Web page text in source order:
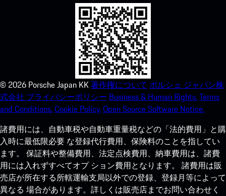
© 2026 Porsche Japan KK著作権について ポルシェ ジャパン株
式会社 プライバシーポリシー Business & Human Rights.Terms
and Conditions.Cookie Policy.Open Source Software Notice.
諸費用には、自動車税や自動車重量税などの「法的費用」と購
入時に最低限必要 な登録代行費用、保険料のことを指してい
ます。 保証料や整備費用、法定点検費用、納車費用は、諸費
用には入れずすべてオプ ション費用となります。 諸費用は販
売店が所在する所轄運輸支局以外での登録、登録月等によって
異なる 場合があります。詳しくは販売店までお問い合わせく